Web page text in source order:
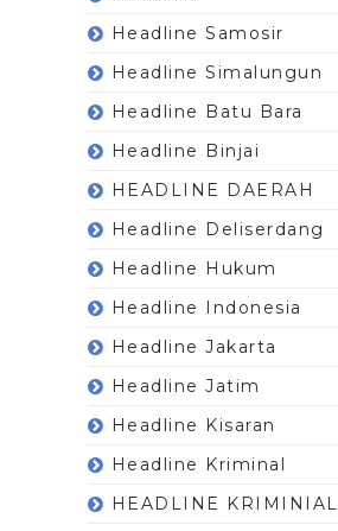
Headline Samosir
Headline Simalungun
Headline Batu Bara
Headline Binjai
HEADLINE DAERAH
Headline Deliserdang
Headline Hukum
Headline Indonesia
Headline Jakarta
Headline Jatim
Headline Kisaran
Headline Kriminal
HEADLINE KRIMINIAL